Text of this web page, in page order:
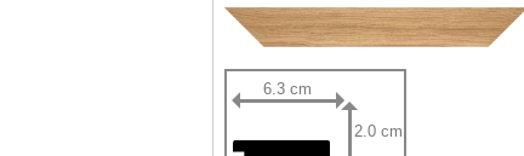
6.3 cm
2.0 cm